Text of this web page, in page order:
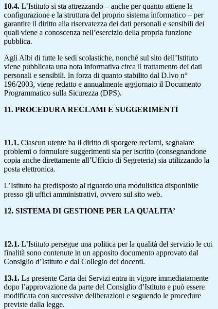
10.4. L’Istituto si sta attrezzando – anche per quanto attiene la
configurazione e la struttura del proprio sistema informatico – per
garantire il diritto alla riservatezza dei dati personali e sensibili dei
quali viene a conoscenza nell’esercizio della propria funzione
pubblica.
Agli Albi di tutte le sedi scolastiche, nonché sul sito dell’Istituto
viene pubblicata una nota informativa circa il trattamento dei dati
personali e sensibili. In forza di quanto stabilito dal D.lvo n°
196/2003, viene redatto e annualmente aggiornato il Documento
Programmatico sulla Sicurezza (DPS).
11. PROCEDURA RECLAMI E SUGGERIMENTI
11.1. Ciascun utente ha il diritto di sporgere reclami, segnalare
problemi o formulare suggerimenti sia per iscritto (consegnandone
copia anche direttamente all’Ufficio di Segreteria) sia utilizzando la
posta elettronica.
L’Istituto ha predisposto al riguardo una modulistica disponibile
presso gli uffici amministrativi, ovvero sul sito web.
12. SISTEMA DI GESTIONE PER LA QUALITA’
12.1. L’Istituto persegue una politica per la qualità del servizio le cui
finalità sono contenute in un apposito documento approvato dal
Consiglio d’Istituto e dal Collegio dei docenti.
13.1. La presente Carta dei Servizi entra in vigore immediatamente
dopo l’approvazione da parte del Consiglio d’Istituto e può essere
modificata con successive deliberazioni e seguendo le procedure
previste dalla legge.